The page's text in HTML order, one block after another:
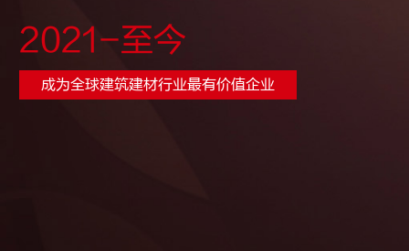
2021-至今
成为全球建筑建材行业最有价值企业